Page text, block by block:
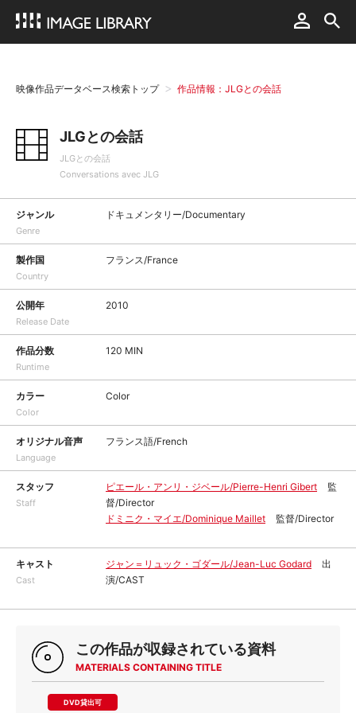
映像作品データベース検索トップ 作品情報：JLGとの会話
JLGとの会話
JLGとの会話
Conversations avec JLG
ジャンル
Genre
ドキュメンタリー/Documentary
製作国
Country
フランス/France
公開年
Release Date
2010
作品分数
Runtime
120 MIN
カラー
Color
Color
オリジナル音声
Language
フランス語/French
スタッフ
Staff
ピエール・アンリ・ジベール/Pierre-Henri Gibert
監
督/Director
ドミニク・マイエ/Dominique Maillet
監督/Director
キャスト
Cast
ジャン＝リュック・ゴダール/Jean-Luc Godard
出
演/CAST
この作品が収録されている資料
MATERIALS CONTAINING TITLE
DVD貸出可